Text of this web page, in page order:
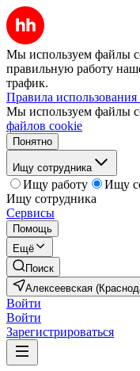
Мы используем файлы
правильную работу
трафик.
Правила
Мы используем файлы
файлов cookie
Понятно
Ищу сотрудника
Ищу работу
Ищу
Ищу сотрудника
Сервисы
Помощь
Ещё
Поиск
Алексеевская
Войти
Войти
Зарегистрироваться